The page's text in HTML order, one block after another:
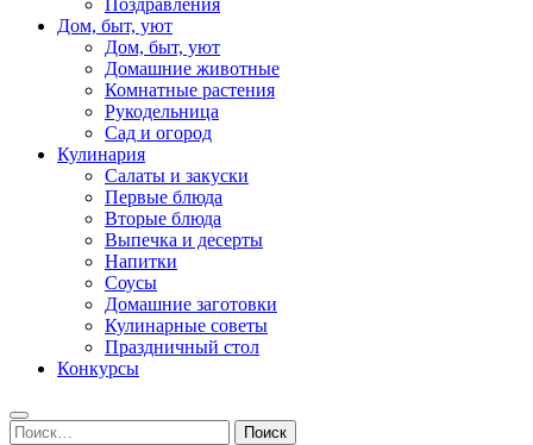
Поздравления
Дом, быт, уют
Дом, быт, уют
Домашние животные
Комнатные растения
Рукодельница
Сад и огород
Кулинария
Салаты и закуски
Первые блюда
Вторые блюда
Выпечка и десерты
Напитки
Соусы
Домашние заготовки
Кулинарные советы
Праздничный стол
Конкурсы
Найти: